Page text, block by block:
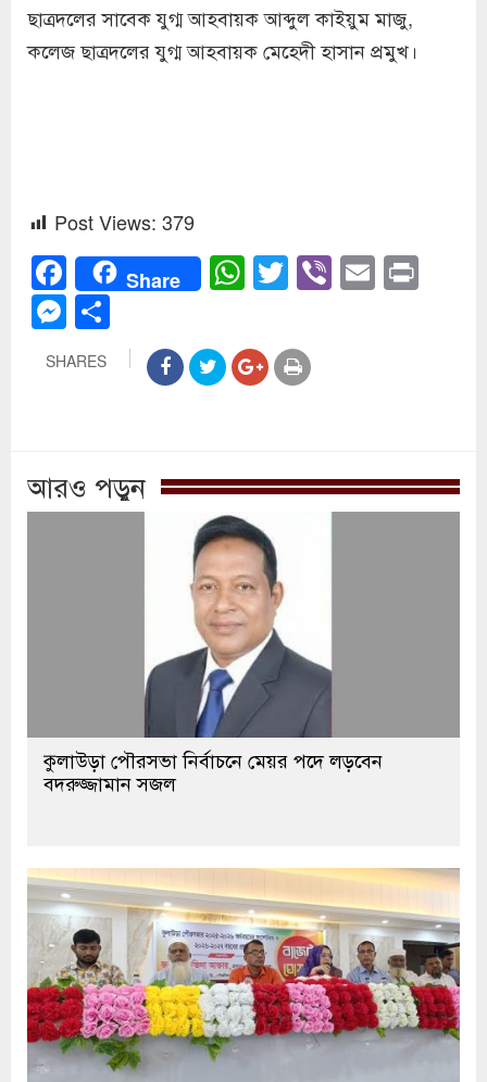
ছাত্রদলের সাবেক যুগ্ম আহবায়ক আব্দুল কাইয়ুম মাজু,
কলেজ ছাত্রদলের যুগ্ম আহবায়ক মেহেদী হাসান প্রমুখ।
Post Views: 379
Facebook
Share WhatsApp
Twitter
Viber
Email
Messenger
SHARES
আরও পড়ুন
কুলাউড়া পৌরসভা নির্বাচনে মেয়র পদে লড়বেন
বদরুজ্জামান সজল